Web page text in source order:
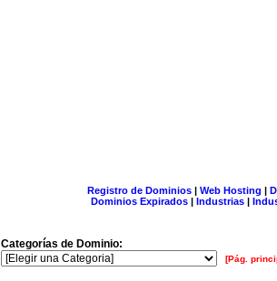
Registro de Dominios| Web Hosting |
Dominios Expirados | Industrias |
Categorías de Dominio:
[Pág.